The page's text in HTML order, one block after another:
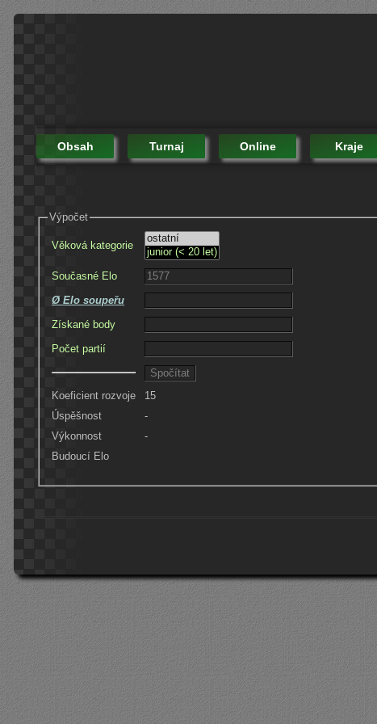
Obsah Turnaj Online Kraje
Výpočet
Věková kategorie
Současné Elo
Ø Elo soupeřu
Získané body
Počet partií
Koeficient rozvoje
15
Úspěšnost
-
Výkonnost
-
Budoucí Elo